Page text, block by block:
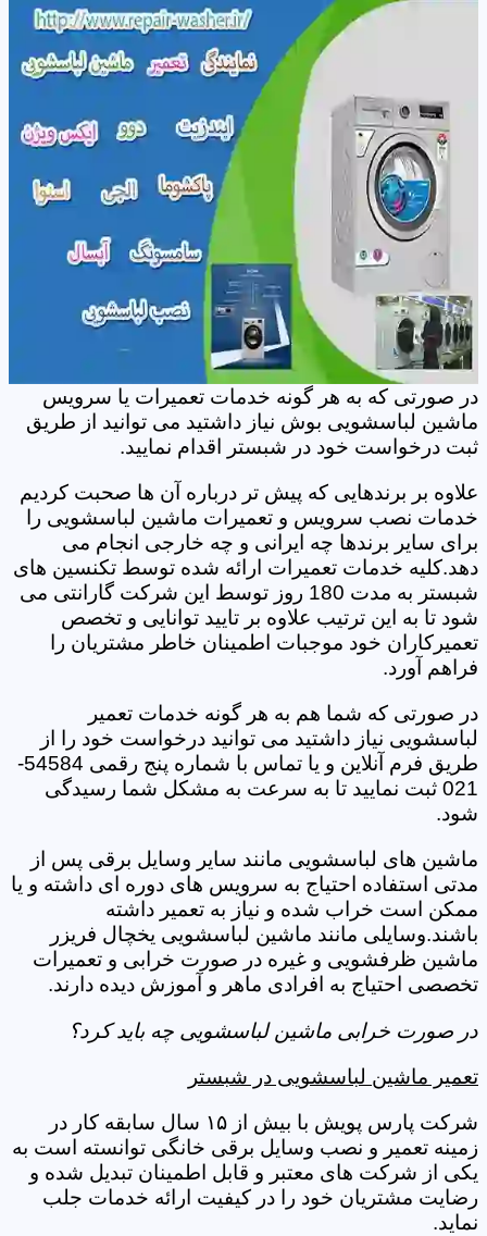
در صورتی که به هر گونه خدمات تعمیرات یا سرویس
ماشین لباسشویی بوش نیاز داشتید می توانید از طریق
ثبت درخواست خود در شبستر اقدام نمایید.
علاوه بر برندهایی که پیش تر درباره آن ها صحبت کردیم
خدمات نصب سرویس و تعمیرات ماشین لباسشویی را
برای سایر برندها چه ایرانی و چه خارجی انجام می
دهد.کلیه خدمات تعمیرات ارائه شده توسط تکنسین های
شبستر به مدت 180 روز توسط این شرکت گارانتی می
شود تا به این ترتیب علاوه بر تایید توانایی و تخصص
تعمیرکاران خود موجبات اطمینان خاطر مشتریان را
فراهم آورد.
در صورتی که شما هم به هر گونه خدمات تعمیر
لباسشویی نیاز داشتید می توانید درخواست خود را از
طریق فرم آنلاین و یا تماس با شماره پنج رقمی 54584-
021 ثبت نمایید تا به سرعت به مشکل شما رسیدگی
شود.
ماشین های لباسشویی مانند سایر وسایل برقی پس از
مدتی استفاده احتیاج به سرویس های دوره ای داشته و یا
ممکن است خراب شده و نیاز به تعمیر داشته
باشند.وسایلی مانند ماشین لباسشویی یخچال فریزر
ماشین ظرفشویی و غیره در صورت خرابی و تعمیرات
تخصصی احتیاج به افرادی ماهر و آموزش دیده دارند.
در صورت خرابی ماشین لباسشویی چه باید کرد؟
تعمیر ماشین لباسشویی در شبستر
شرکت پارس پویش با بیش از ۱۵ سال سابقه کار در
زمینه تعمیر و نصب وسایل برقی خانگی توانسته است به
یکی از شرکت های معتبر و قابل اطمینان تبدیل شده و
رضایت مشتریان خود را در کیفیت ارائه خدمات جلب
نماید.